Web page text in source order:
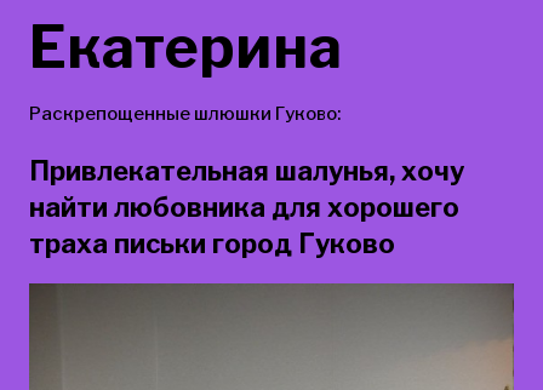
Екатерина
Раскрепощенные шлюшки Гуково:
Привлекательная шалунья, хочу
найти любовника для хорошего
траха письки город Гуково